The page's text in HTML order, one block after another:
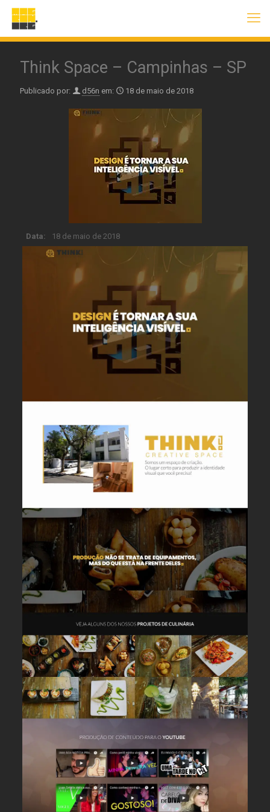
Think Space – Campinhas – SP
Publicado por: d56n em: 18 de maio de 2018
Data: 18 de maio de 2018